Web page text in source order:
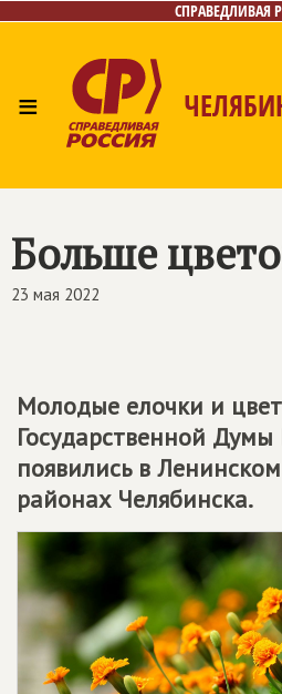
СПРАВЕДЛИВАЯ
≡
Больше
23 мая 2022
Молодые елочки и
Государственной Думы
появились в
районах Челябинска.